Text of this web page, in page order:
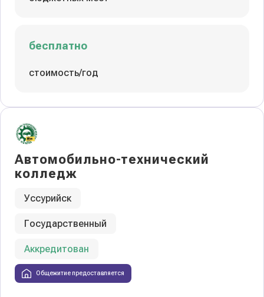
бесплатно
стоимость/год
Автомобильно-технический
колледж
Уссурийск
Государственный
Аккредитован
Общежитие предоставляется